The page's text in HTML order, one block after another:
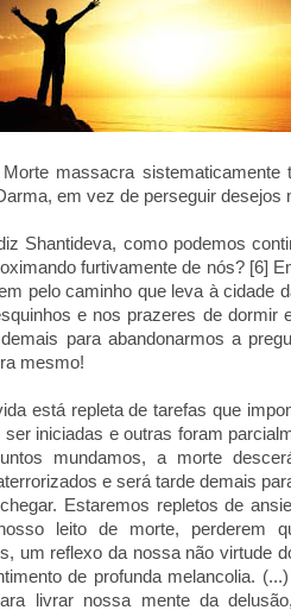
massacra
em vez de perseguir desejos
Shantideva, como podemos
furtivamente de nós? [6]
pelo caminho que leva à cidade
e nos prazeres de dormir
para abandonarmos a
mesmo!
está repleta de tarefas que
ser iniciadas e outras foram
mundamos, a morte
e será tarde demais
Estaremos repletos de
leito de morte, perderem
um reflexo da nossa não virtude
de profunda melancolia.
livrar nossa mente da